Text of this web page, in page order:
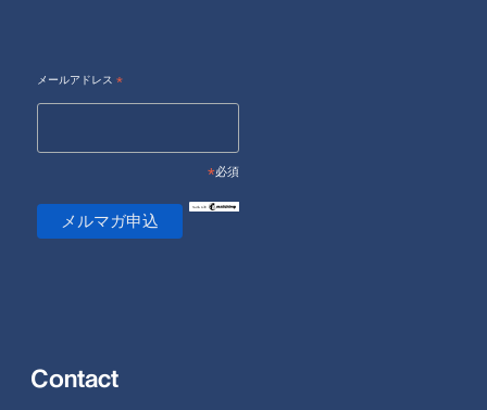
メールアドレス *
*必須
Contact